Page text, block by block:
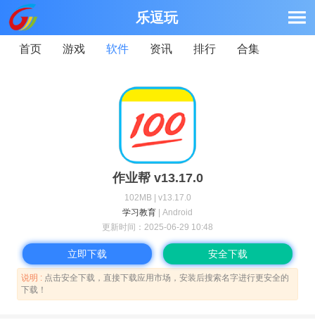
乐逗玩
首页 游戏 软件 资讯 排行 合集
作业帮 v13.17.0
102MB | v13.17.0
学习教育 | Android
更新时间： 2025-06-29 10:48
立即下载 安全下载
说明 : 点击安全下载，直接下载应用市场，安装后搜索名字进行更安全的
下载！